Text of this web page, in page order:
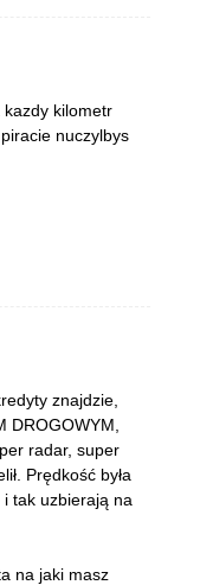
kilometr
nuczylbys
znajdzie,
DROGOWYM,
radar, super
Prędkość była
tak uzbierają na
na jaki masz